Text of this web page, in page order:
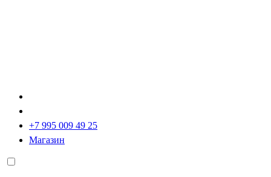
+7 995 009 49 25
Магазин